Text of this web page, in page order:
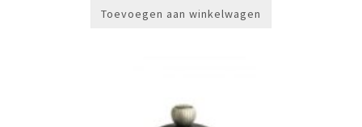
Toevoegen aan winkelwagen